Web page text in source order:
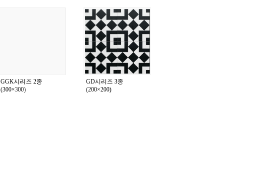
GGK시리즈 2종
(300×300)
GD시리즈 3종
(200×200)